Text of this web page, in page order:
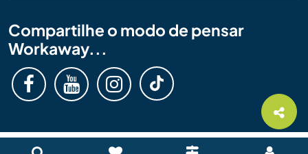
Compartilhe o modo de pensar
Workaway...